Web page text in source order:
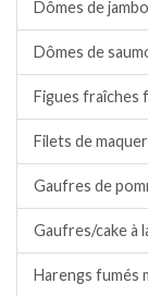
Dômes de
Dômes de
Figues fraîches
Filets de
Gaufres de
Gaufres/cake à
Harengs fumés